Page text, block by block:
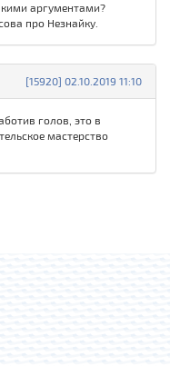
аргументами?
про Незнайку.
[15920] 02.10.2019 11:10
голов, это в
мастерство